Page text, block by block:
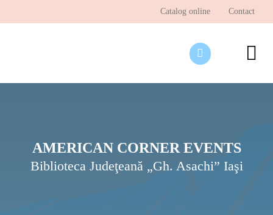
Catalog online Contact
AMERICAN CORNER EVENTS
Biblioteca Judeţeană „Gh. Asachi” Iaşi